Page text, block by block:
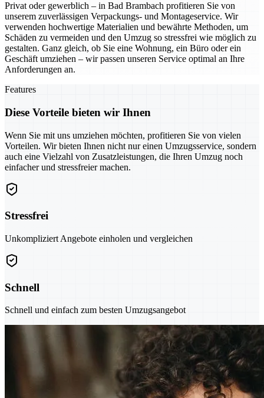
Privat oder gewerblich – in Bad Brambach profitieren Sie von
unserem zuverlässigen Verpackungs- und Montageservice. Wir
verwenden hochwertige Materialien und bewährte Methoden, um
Schäden zu vermeiden und den Umzug so stressfrei wie möglich zu
gestalten. Ganz gleich, ob Sie eine Wohnung, ein Büro oder ein
Geschäft umziehen – wir passen unseren Service optimal an Ihre
Anforderungen an.
Features
Diese Vorteile bieten wir Ihnen
Wenn Sie mit uns umziehen möchten, profitieren Sie von vielen
Vorteilen. Wir bieten Ihnen nicht nur einen Umzugsservice, sondern
auch eine Vielzahl von Zusatzleistungen, die Ihren Umzug noch
einfacher und stressfreier machen.
Stressfrei
Unkompliziert Angebote einholen und vergleichen
Schnell
Schnell und einfach zum besten Umzugsangebot